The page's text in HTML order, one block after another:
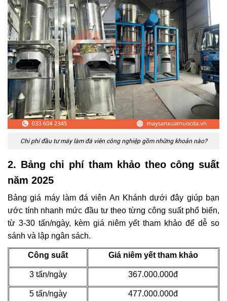
Chi phí đầu tư máy làm đá viên công nghiệp gồm những khoản nào?
2. Bảng chi phí tham khảo theo công suất
năm 2025
Bảng giá máy làm đá viên An Khánh dưới đây giúp bạn
ước tính nhanh mức đầu tư theo từng công suất phổ biến,
từ 3-30 tấn/ngày, kèm giá niêm yết tham khảo để dễ so
sánh và lập ngân sách.
Công suất Giá niêm yết tham khảo
3 tấn/ngày 367.000.000đ
5 tấn/ngày 477.000.000đ